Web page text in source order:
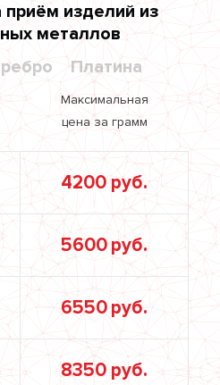
приём изделий из
металлов
Платина
Максимальная
цена за грамм
4200 руб.
5600 руб.
6550 руб.
8350 руб.